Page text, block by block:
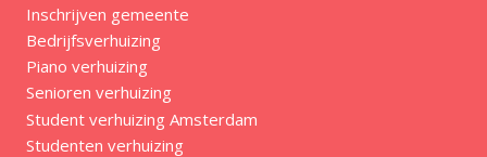
Inschrijven gemeente
Bedrijfsverhuizing
Piano verhuizing
Senioren verhuizing
Student verhuizing Amsterdam
Studenten verhuizing